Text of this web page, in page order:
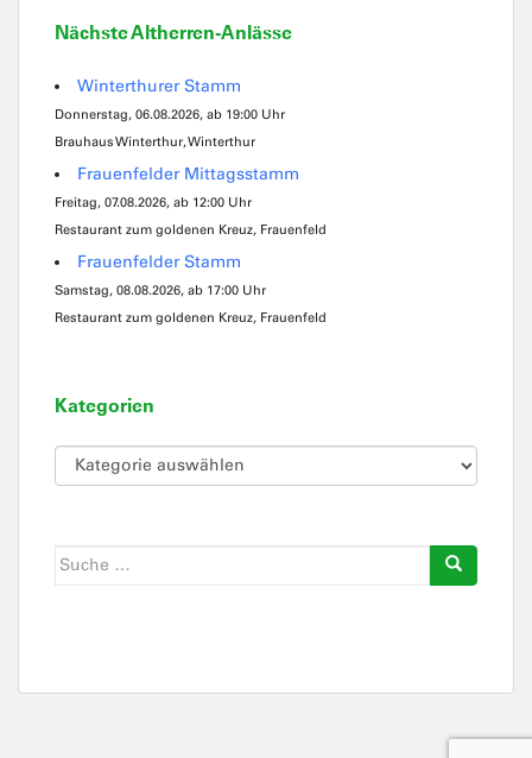
Nächste Altherren-Anlässe
Winterthurer Stamm
Donnerstag, 06.08.2026, ab 19:00 Uhr
Brauhaus Winterthur, Winterthur
Frauenfelder Mittagsstamm
Freitag, 07.08.2026, ab 12:00 Uhr
Restaurant zum goldenen Kreuz, Frauenfeld
Frauenfelder Stamm
Samstag, 08.08.2026, ab 17:00 Uhr
Restaurant zum goldenen Kreuz, Frauenfeld
Kategorien
Kategorien
Suche